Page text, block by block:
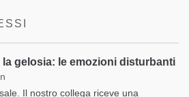
gelosia: le emozioni disturbanti
Il nostro collega riceve una